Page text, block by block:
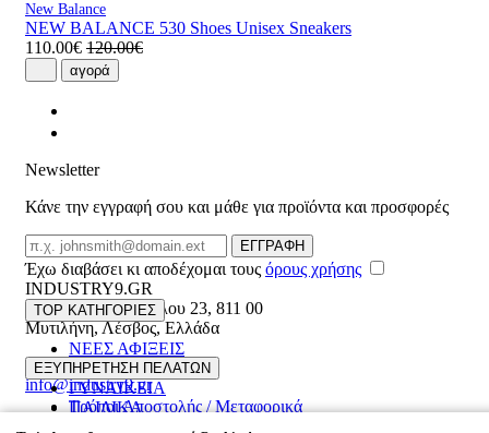
New Balance
NEW BALANCE 530 Shoes Unisex Sneakers
110.00€ 120.00€
αγορά
Newsletter
Κάνε την εγγραφή σου και μάθε για προϊόντα και προσφορές
Email
ΕΓΓΡΑΦΗ
Έχω διαβάσει κι αποδέχομαι τους όρους χρήσης
INDUSTRY9.GR
Ελευθέριου Βενιζέλου 23, 811 00
Μυτιλήνη,Λέσβος,Ελλάδα
22510 55629
info@industry9.gr
TOP ΚΑΤΗΓΟΡΙΕΣ
ΝΕΕΣ ΑΦΙΞΕΙΣ
ΑΝΔΡΙΚΑ
ΓΥΝΑΙΚΕΙΑ
ΠΑΙΔΙΚΑ
ΕΞΥΠΗΡΕΤΗΣΗ ΠΕΛΑΤΩΝ
Τρόποι Αποστολής / Μεταφορικά